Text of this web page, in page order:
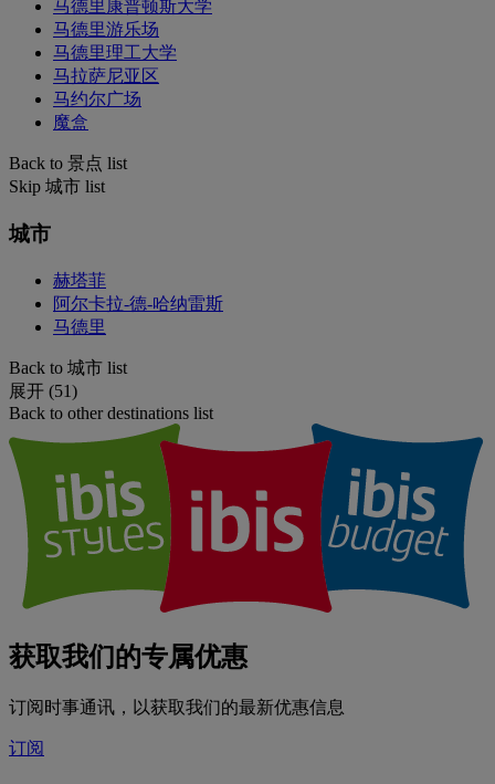
马德里康普顿斯大学
马德里游乐场
马德里理工大学
马拉萨尼亚区
马约尔广场
魔盒
Back to 景点 list
Skip 城市 list
城市
赫塔菲
阿尔卡拉-德-哈纳雷斯
马德里
Back to 城市 list
展开 (51)
Back to other destinations list
获取我们的专属优惠
订阅时事通讯，以获取我们的最新优惠信息
订阅